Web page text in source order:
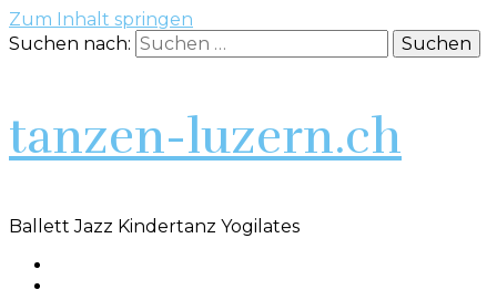
Zum Inhalt springen
Suchen nach:
tanzen-luzern.ch
Ballett Jazz Kindertanz Yogilates